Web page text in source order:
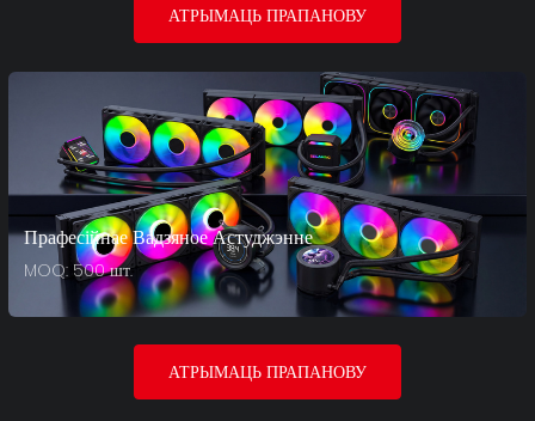
АТРЫМАЦЬ ПРАПАНОВУ
Прафесійнае Вадзяное Астуджэнне
MOQ: 500 шт.
АТРЫМАЦЬ ПРАПАНОВУ